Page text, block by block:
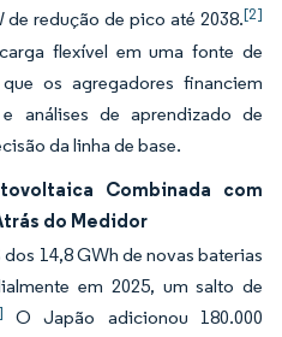
redução de pico até 2038.[2]
flexível em uma fonte de
os agregadores financiem
análises de aprendizado de
da linha de base.
Combinada com
do Medidor
14,8 GWh de novas baterias
em 2025, um salto de
O Japão adicionou 180.000